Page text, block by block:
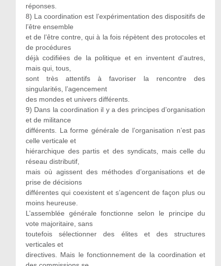
réponses.
8) La coordination est l’expérimentation des dispositifs de
l’être ensemble
et de l’être contre, qui à la fois répètent des protocoles et
de procédures
déjà codifiées de la politique et en inventent d’autres,
mais qui, tous,
sont très attentifs à favoriser la rencontre des
singularités, l’agencement
des mondes et univers différents.
9) Dans la coordination il y a des principes d’organisation
et de militance
différents. La forme générale de l’organisation n’est pas
celle verticale et
hiérarchique des partis et des syndicats, mais celle du
réseau distributif,
mais où agissent des méthodes d’organisations et de
prise de décisions
différentes qui coexistent et s’agencent de façon plus ou
moins heureuse.
L’assemblée générale fonctionne selon le principe du
vote majoritaire, sans
toutefois sélectionner des élites et des structures
verticales et
directives. Mais le fonctionnement de la coordination et